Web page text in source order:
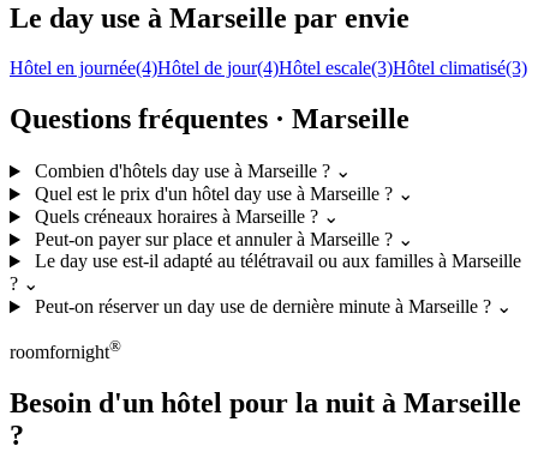
Le day use à Marseille par envie
Hôtel en journée(4)Hôtel de jour(4)Hôtel escale(3)Hôtel climatisé(3)
Questions fréquentes · Marseille
Combien d'hôtels day use à Marseille ? ⌄
Quel est le prix d'un hôtel day use à Marseille ? ⌄
Quels créneaux horaires à Marseille ? ⌄
Peut-on payer sur place et annuler à Marseille ? ⌄
Le day use est-il adapté au télétravail ou aux familles à Marseille
? ⌄
Peut-on réserver un day use de dernière minute à Marseille ? ⌄
roomfornight®
Besoin d'un hôtel pour la nuit à Marseille
?